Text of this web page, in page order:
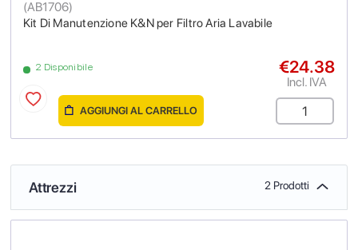
Kit Di Manutenzione K&N per Filtro Aria Lavabile
(AB1706)
2 Disponibile €24.38
Incl. IVA
AGGIUNGI AL CARRELLO
Attrezzi 2 Prodotti